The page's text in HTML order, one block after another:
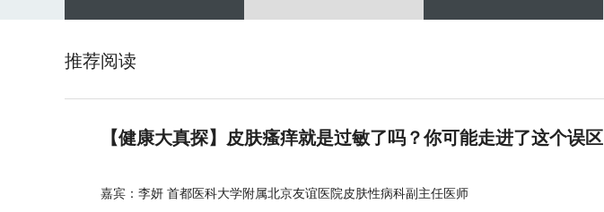
推荐阅读
【健康大真探】皮肤瘙痒就是过敏了吗？你可能走进了这个误区
嘉宾：李妍 首都医科大学附属北京友谊医院皮肤性病科副主任医师